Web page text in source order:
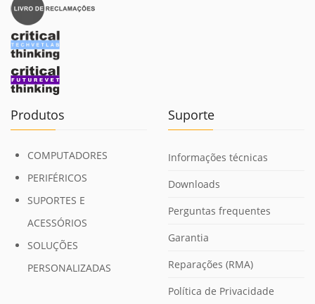
Produtos
COMPUTADORES
PERIFÉRICOS
SUPORTES E
ACESSÓRIOS
SOLUÇÕES
PERSONALIZADAS
Suporte
Informações técnicas
Downloads
Perguntas frequentes
Garantia
Reparações (RMA)
Política de Privacidade